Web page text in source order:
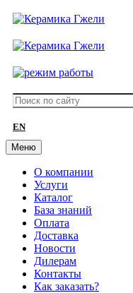
EN
Меню
О компании
Услуги
Каталог
База знаний
Оплата
Доставка
Новости
Дилерам
Контакты
Как заказать?